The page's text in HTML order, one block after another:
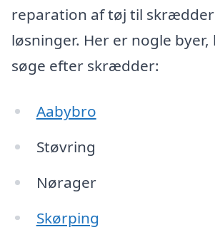
reparation af tøj til
løsninger. Her er nogle
søge efter skrædder:
Aabybro
Støvring
Nørager
Skørping